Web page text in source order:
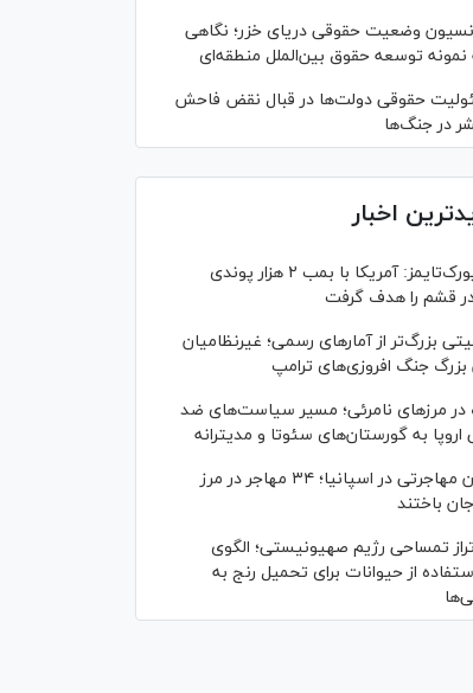
وضعیت حقوقی دریای خزر؛ نگاهی
نمونه توسعه حقوق بین‌الملل منطقه‌ای
حقوقی دولت‌ها در قبال نقض‌ فاحش
در جنگ‌ها
اخبار
نیویورک‌تایمز: آمریکا با بمب ۲ هزار پوندی
قشم را هدف گرفت
بزرگ‌تر از آمار‌های رسمی؛ غیرنظامیان
بزرگ جنگ افروزی‌های ترامپ
در مرز‌های نامرئی؛ مسیر سیاست‌های ضد
اروپا به گورستان‌های سئوتا و مدیترانه
بحران مهاجرتی در اسپانیا؛ ۳۴ مهاجر در مرز
باختند
تمساحی رژیم صهیونیستی؛ الگوی
از حیوانات برای تحمیل رنج به